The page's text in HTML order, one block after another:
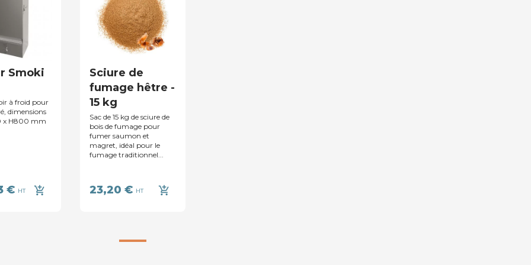
Smoki
à froid pour
dimensions
x H800 mm
€ HT add_shopping_cart
Sciure de
fumage hêtre -
15 kg
Sac de 15 kg de sciure de
bois de fumage pour
fumer saumon et
magret, idéal pour le
fumage traditionnel...
23,20 € HT add_shopping_cart